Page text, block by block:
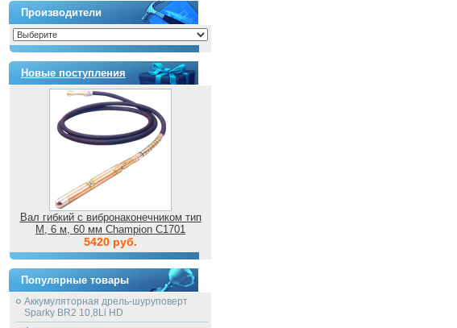
Производители
Новые поступления
Вал гибкий с вибронаконечником тип
M, 6 м, 60 мм Champion C1701
5420 руб.
Популярные товары
Аккумуляторная дрель-шуруповерт
Sparky BR2 10,8Li HD